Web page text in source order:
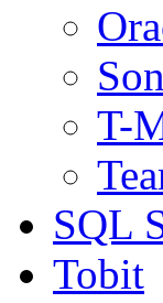
T-
SQL
Tobit